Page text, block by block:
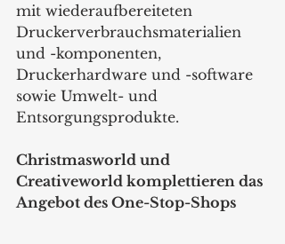
mit wiederaufbereiteten
Druckerverbrauchsmaterialien
und -komponenten,
Druckerhardware und -software
sowie Umwelt- und
Entsorgungsprodukte.
Christmasworld und
Creativeworld komplettieren das
Angebot des One-Stop-Shops